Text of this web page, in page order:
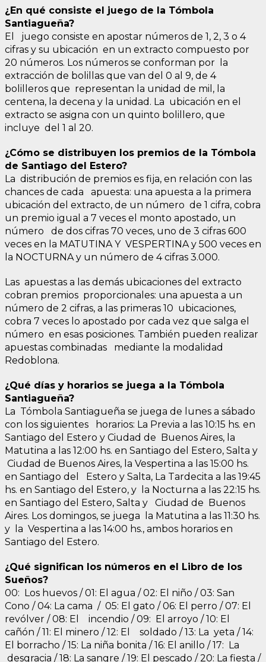
¿En qué consiste el juego de la Tómbola
Santiagueña?
El juego consiste en apostar números de 1, 2, 3 o 4
cifras y su ubicación en un extracto compuesto por
20 números. Los números se conforman por la
extracción de bolillas que van del 0 al 9, de 4
bolilleros que representan la unidad de mil, la
centena, la decena y la unidad. La ubicación en el
extracto se asigna con un quinto bolillero, que
incluye del 1 al 20.
¿Cómo se distribuyen los premios de la Tómbola
de Santiago del Estero?
La distribución de premios es fija, en relación con las
chances de cada apuesta: una apuesta a la primera
ubicación del extracto, de un número de 1 cifra, cobra
un premio igual a 7 veces el monto apostado, un
número de dos cifras 70 veces, uno de 3 cifras 600
veces en la MATUTINA Y VESPERTINA y 500 veces en
la NOCTURNA y un número de 4 cifras 3.000.
Las apuestas a las demás ubicaciones del extracto
cobran premios proporcionales: una apuesta a un
número de 2 cifras, a las primeras 10 ubicaciones,
cobra 7 veces lo apostado por cada vez que salga el
número en esas posiciones. También pueden realizar
apuestas combinadas mediante la modalidad
Redoblona.
¿Qué días y horarios se juega a la Tómbola
Santiagueña?
La Tómbola Santiagueña se juega de lunes a sábado
con los siguientes horarios: La Previa a las 10:15 hs. en
Santiago del Estero y Ciudad de Buenos Aires, la
Matutina a las 12:00 hs. en Santiago del Estero, Salta y
Ciudad de Buenos Aires, la Vespertina a las 15:00 hs.
en Santiago del Estero y Salta, La Tardecita a las 19:45
hs. en Santiago del Estero, y la Nocturna a las 22:15 hs.
en Santiago del Estero, Salta y Ciudad de Buenos
Aires. Los domingos, se juega la Matutina a las 11:30 hs.
y la Vespertina a las 14:00 hs., ambos horarios en
Santiago del Estero.
¿Qué significan los números en el Libro de los
Sueños?
00: Los huevos / 01: El agua / 02: El niño / 03: San
Cono / 04: La cama / 05: El gato / 06: El perro / 07: El
revólver / 08: El incendio / 09: El arroyo / 10: El
cañón / 11: El minero / 12: El soldado / 13: La yeta / 14:
El borracho / 15: La niña bonita / 16: El anillo / 17: La
desgracia / 18: La sangre / 19: El pescado / 20: La fiesta /